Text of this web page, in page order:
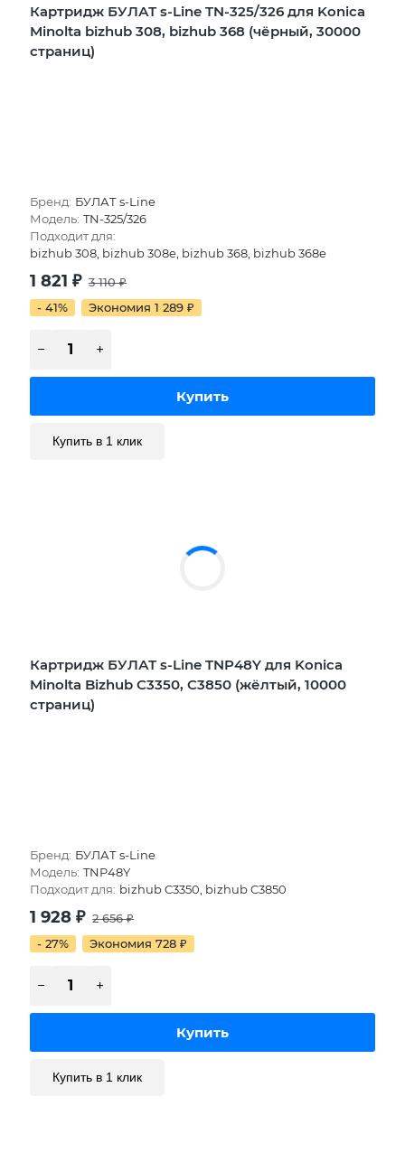
Картридж БУЛАТ s-Line TN-325/326 для Konica
Minolta bizhub 308, bizhub 368 (чёрный, 30000
страниц)
Бренд: БУЛАТ s-Line
Модель: TN-325/326
Подходит для:
bizhub 308, bizhub 308e, bizhub 368, bizhub 368e
1 821 ₽ 3 110₽
- 41%
Экономия 1 289 ₽
Купить в 1 клик
Картридж БУЛАТ s-Line TNP48Y для Konica
Minolta Bizhub C3350, C3850 (жёлтый, 10000
страниц)
Бренд: БУЛАТ s-Line
Модель: TNP48Y
Подходит для: bizhub C3350, bizhub C3850
1 928 ₽ 2 656₽
- 27%
Экономия 728 ₽
Купить в 1 клик